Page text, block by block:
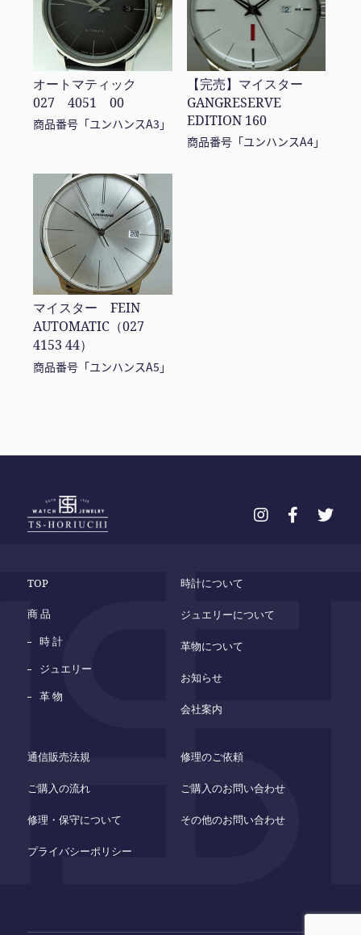
オートマティック
027 4051 00
商品番号「ユンハンスA3」
【完売】マイスター
GANGRESERVE
EDITION 160
商品番号「ユンハンスA4」
マイスター FEIN
AUTOMATIC（027
4153 44）
商品番号「ユンハンスA5」
TOP
商 品
時 計
ジュエリー
革 物
時計について
ジュエリーについて
革物について
お知らせ
会社案内
通信販売法規
ご購入の流れ
修理・保守について
プライバシーポリシー
修理のご依頼
ご購入のお問い合わせ
その他のお問い合わせ